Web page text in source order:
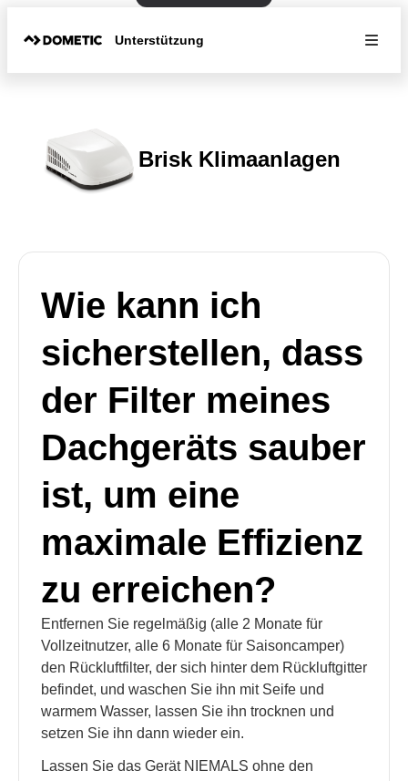
Unterstützung
Brisk Klimaanlagen
Wie kann ich
sicherstellen, dass
der Filter meines
Dachgeräts sauber
ist, um eine
maximale Effizienz
zu erreichen?
Entfernen Sie regelmäßig (alle 2 Monate für
Vollzeitnutzer, alle 6 Monate für Saisoncamper)
den Rückluftfilter, der sich hinter dem Rückluftgitter
befindet, und waschen Sie ihn mit Seife und
warmem Wasser, lassen Sie ihn trocknen und
setzen Sie ihn dann wieder ein.
Lassen Sie das Gerät NIEMALS ohne den